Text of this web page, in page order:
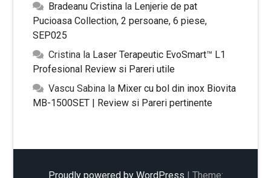
Bradeanu Cristina la Lenjerie de pat
Pucioasa Collection, 2 persoane, 6 piese,
SEP025
Cristina la Laser Terapeutic EvoSmart™ L1
Profesional Review si Pareri utile
Vascu Sabina la Mixer cu bol din inox Biovita
MB-1500SET | Review si Pareri pertinente
Proudly powered by WordPress | Theme: